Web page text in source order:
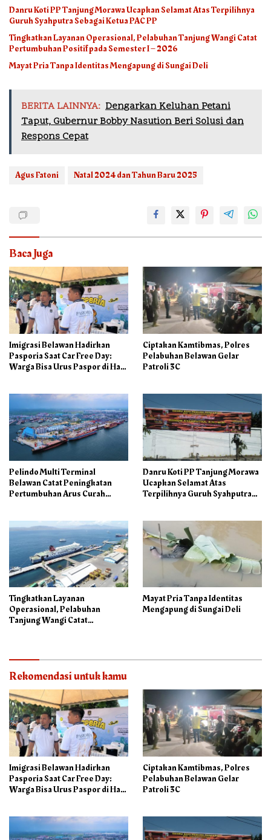
Danru Koti PP Tanjung Morawa Ucapkan Selamat Atas Terpilihnya
Guruh Syahputra Sebagai Ketua PAC PP
Tingkatkan Layanan Operasional, Pelabuhan Tanjung Wangi Catat
Pertumbuhan Positif pada Semester I – 2026
Mayat Pria Tanpa Identitas Mengapung di Sungai Deli
BERITA LAINNYA: Dengarkan Keluhan Petani
Taput, Gubernur Bobby Nasution Beri Solusi dan
Respons Cepat
Agus Fatoni Natal 2024 dan Tahun Baru 2025
Baca Juga
Imigrasi Belawan Hadirkan
Pasporia Saat Car Free Day:
Warga Bisa Urus Paspor di Hari
Ciptakan Kamtibmas, Polres
Pelabuhan Belawan Gelar
Patroli 3C
Pelindo Multi Terminal
Belawan Catat Peningkatan
Pertumbuhan Arus Curah
Danru Koti PP Tanjung Morawa
Ucapkan Selamat Atas
Terpilihnya Guruh Syahputra
Tingkatkan Layanan
Operasional, Pelabuhan
Tanjung Wangi Catat
Mayat Pria Tanpa Identitas
Mengapung di Sungai Deli
Rekomendasi untuk kamu
Imigrasi Belawan Hadirkan
Pasporia Saat Car Free Day:
Warga Bisa Urus Paspor di Hari
Ciptakan Kamtibmas, Polres
Pelabuhan Belawan Gelar
Patroli 3C